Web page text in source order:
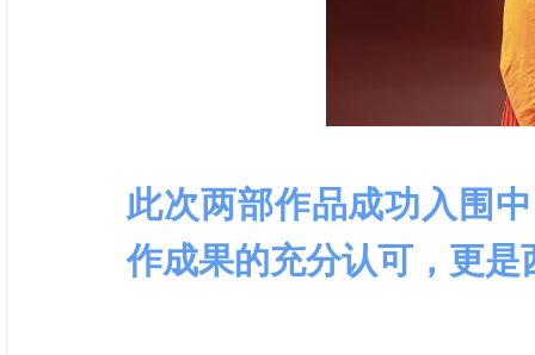
此次两部作品成功入围
作成果的充分认可，更